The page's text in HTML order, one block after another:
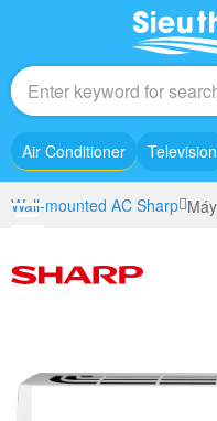
Air Conditioner Television
Wall-mounted AC Sharp